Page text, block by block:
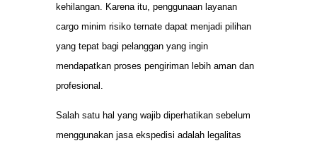
kehilangan. Karena itu, penggunaan layanan
cargo minim risiko ternate dapat menjadi pilihan
yang tepat bagi pelanggan yang ingin
mendapatkan proses pengiriman lebih aman dan
profesional.
Salah satu hal yang wajib diperhatikan sebelum
menggunakan jasa ekspedisi adalah legalitas